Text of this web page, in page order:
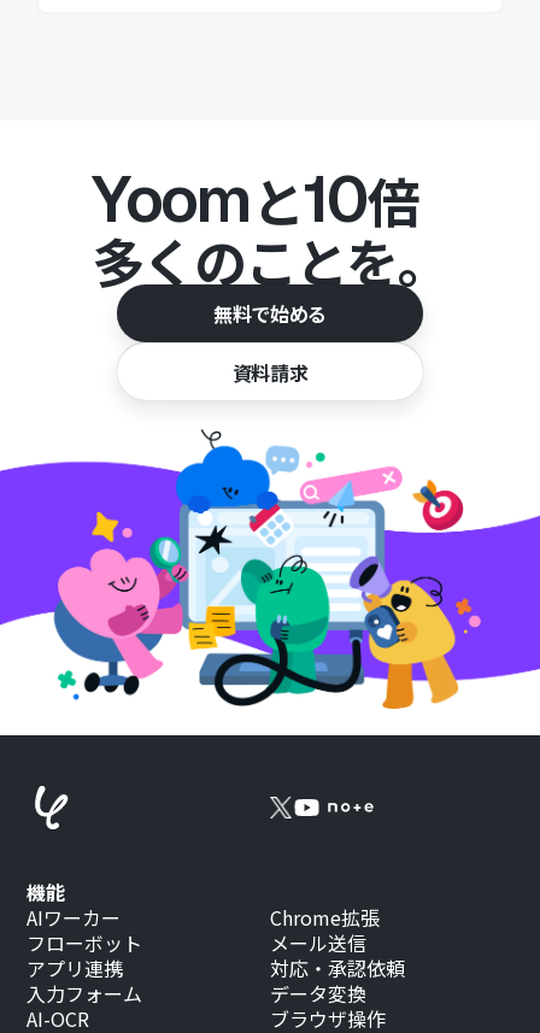
Yoomと10倍
多くのことを。
無料で始める
資料請求
機能
AIワーカー
フローボット
アプリ連携
入力フォーム
AI-OCR
Chrome拡張
メール送信
対応・承認依頼
データ変換
ブラウザ操作